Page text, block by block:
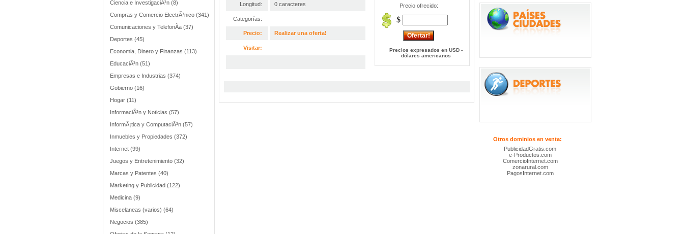
Ciencia e InvestigaciÃ³n (8)
Compras y Comercio ElectrÃ³nico (341)
Comunicaciones y TelefonÃ­a (37)
Deportes (45)
Economia, Dinero y Finanzas (113)
EducaciÃ³n (51)
Empresas e Industrias (374)
Gobierno (16)
Hogar (11)
InformaciÃ³n y Noticias (57)
InformÃ¡tica y ComputaciÃ³n (57)
Inmuebles y Propiedades (372)
Internet (99)
Juegos y Entretenimiento (32)
Marcas y Patentes (40)
Marketing y Publicidad (122)
Medicina (9)
Miscelaneas (varios) (64)
Negocios (385)
Longitud: 0 caracteres
Categorías:
Precio: Realizar una oferta!
Visitar:
Precio ofrecido:
$
Precios expresados en USD -
dólares americanos
Otros dominios en venta:
PublicidadGratis.com
e-Productos.com
ComercioInternet.com
zonarural.com
PagosInternet.com